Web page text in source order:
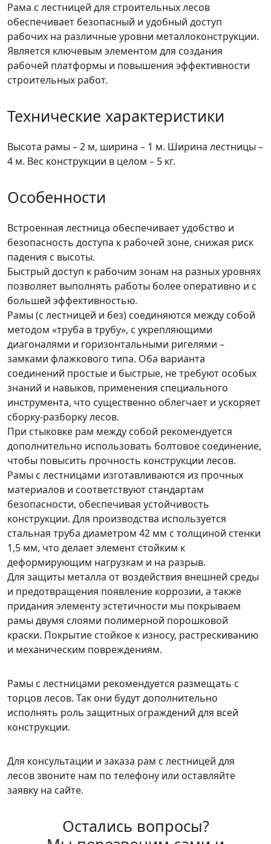
Рама с лестницей для строительных лесов
обеспечивает безопасный и удобный доступ
рабочих на различные уровни металлоконструкции.
Является ключевым элементом для создания
рабочей платформы и повышения эффективности
строительных работ.
Технические характеристики
Высота рамы – 2 м, ширина – 1 м. Ширина лестницы –
4 м. Вес конструкции в целом – 5 кг.
Особенности
Встроенная лестница обеспечивает удобство и
безопасность доступа к рабочей зоне, снижая риск
падения с высоты.
Быстрый доступ к рабочим зонам на разных уровнях
позволяет выполнять работы более оперативно и с
большей эффективностью.
Рамы (с лестницей и без) соединяются между собой
методом «труба в трубу», с укрепляющими
диагоналями и горизонтальными ригелями –
замками флажкового типа. Оба варианта
соединений простые и быстрые, не требуют особых
знаний и навыков, применения специального
инструмента, что существенно облегчает и ускоряет
сборку-разборку лесов.
При стыковке рам между собой рекомендуется
дополнительно использовать болтовое соединение,
чтобы повысить прочность конструкции лесов.
Рамы с лестницами изготавливаются из прочных
материалов и соответствуют стандартам
безопасности, обеспечивая устойчивость
конструкции. Для производства используется
стальная труба диаметром 42 мм с толщиной стенки
1,5 мм, что делает элемент стойким к
деформирующим нагрузкам и на разрыв.
Для защиты металла от воздействия внешней среды
и предотвращения появление коррозии, а также
придания элементу эстетичности мы покрываем
рамы двумя слоями полимерной порошковой
краски. Покрытие стойкое к износу, растрескиванию
и механическим повреждениям.
Рамы с лестницами рекомендуется размещать с
торцов лесов. Так они будут дополнительно
исполнять роль защитных ограждений для всей
конструкции.
Для консультации и заказа рам с лестницей для
лесов звоните нам по телефону или оставляйте
заявку на сайте.
Остались вопросы?